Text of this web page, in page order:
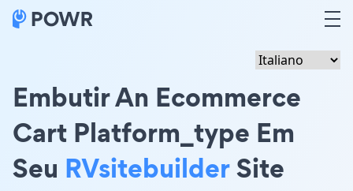
Embutir An Ecommerce
Cart Platform_type Em
Seu RVsitebuilderSite